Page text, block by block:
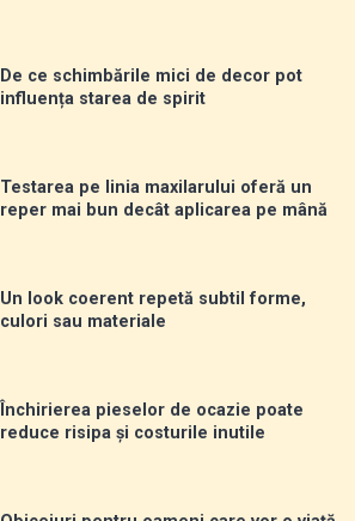
De ce schimbările mici de decor pot
influența starea de spirit
Testarea pe linia maxilarului oferă un
reper mai bun decât aplicarea pe mână
Un look coerent repetă subtil forme,
culori sau materiale
Închirierea pieselor de ocazie poate
reduce risipa și costurile inutile